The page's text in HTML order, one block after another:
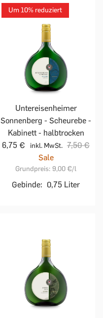
Um 10% reduziert
Untereisenheimer
Sonnenberg - Scheurebe -
Kabinett - halbtrocken
6,75 €
inkl. MwSt. 7,50 €
Sale
Grundpreis: 9,00 €/l
Gebinde: 0,75 Liter